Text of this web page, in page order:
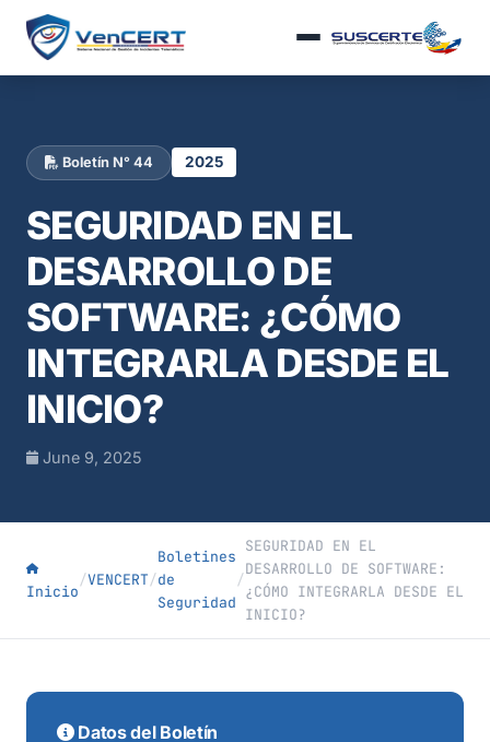
Boletín N° 44 2025
SEGURIDAD EN EL
DESARROLLO DE
SOFTWARE: ¿CÓMO
INTEGRARLA DESDE EL
INICIO?
June 9, 2025
Inicio
/VENCERT/
Boletines
de
Seguridad
/
SEGURIDAD EN EL
DESARROLLO DE SOFTWARE:
¿CÓMO INTEGRARLA DESDE EL
INICIO?
Datos del Boletín